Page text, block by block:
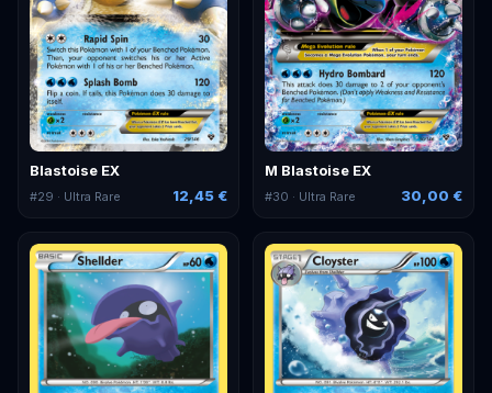
Blastoise EX
#29 · Ultra Rare 12,45 €
M Blastoise EX
#30 · Ultra Rare 30,00 €